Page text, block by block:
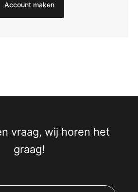
Account maken
vraag, wij horen het
graag!